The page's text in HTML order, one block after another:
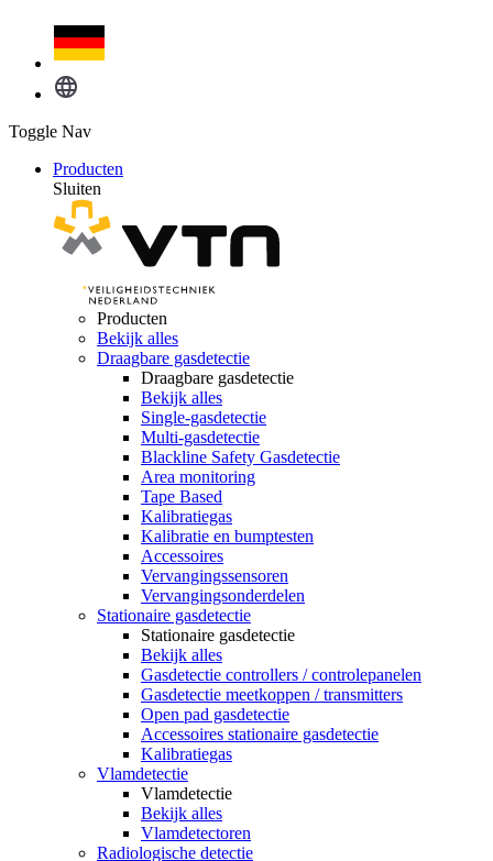
Toggle Nav
Producten
Sluiten
Producten
Bekijk alles
Draagbare gasdetectie
Draagbare gasdetectie
Bekijk alles
Single-gasdetectie
Multi-gasdetectie
Blackline Safety Gasdetectie
Area monitoring
Tape Based
Kalibratiegas
Kalibratie en bumptesten
Accessoires
Vervangingssensoren
Vervangingsonderdelen
Stationaire gasdetectie
Stationaire gasdetectie
Bekijk alles
Gasdetectie controllers / controlepanelen
Gasdetectie meetkoppen / transmitters
Open pad gasdetectie
Accessoires stationaire gasdetectie
Kalibratiegas
Vlamdetectie
Vlamdetectie
Bekijk alles
Vlamdetectoren
Radiologische detectie